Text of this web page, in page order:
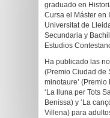
graduado en
Cursa el Máster en
Universitat de
Secundaria y
Estudios
Ha publicado las
(Premio Ciudad de
minotaure’
‘La lluna per Tots
Benissa) y ‘La
Villena) para